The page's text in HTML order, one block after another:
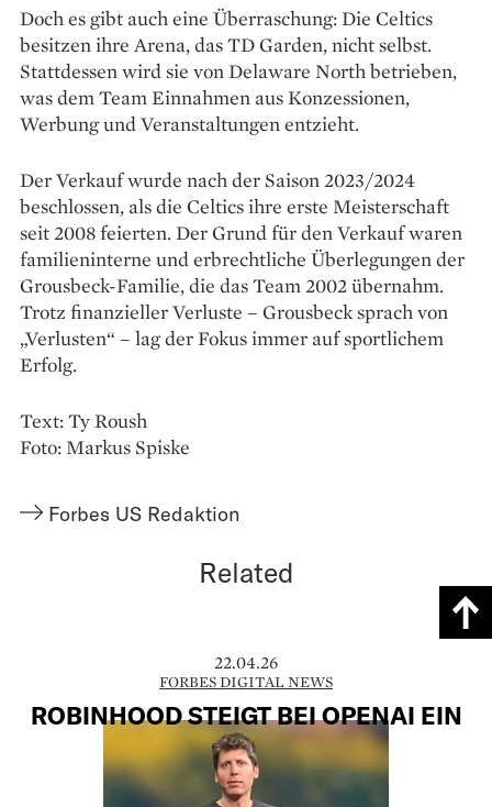
Doch es gibt auch eine Überraschung: Die Celtics
besitzen ihre Arena, das TD Garden, nicht selbst.
Stattdessen wird sie von Delaware North betrieben,
was dem Team Einnahmen aus Konzessionen,
Werbung und Veranstaltungen entzieht.
Der Verkauf wurde nach der Saison 2023/2024
beschlossen, als die Celtics ihre erste Meisterschaft
seit 2008 feierten. Der Grund für den Verkauf waren
familieninterne und erbrechtliche Überlegungen der
Grousbeck-Familie, die das Team 2002 übernahm.
Trotz finanzieller Verluste – Grousbeck sprach von
„Verlusten“ – lag der Fokus immer auf sportlichem
Erfolg.
Text: Ty Roush
Foto: Markus Spiske
Forbes US Redaktion
Related
22.04.26
FORBES DIGITAL NEWS
ROBINHOOD STEIGT BEI OPENAI EIN